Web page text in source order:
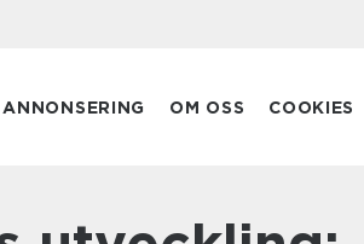
ANNONSERING OM OSS COOKIES